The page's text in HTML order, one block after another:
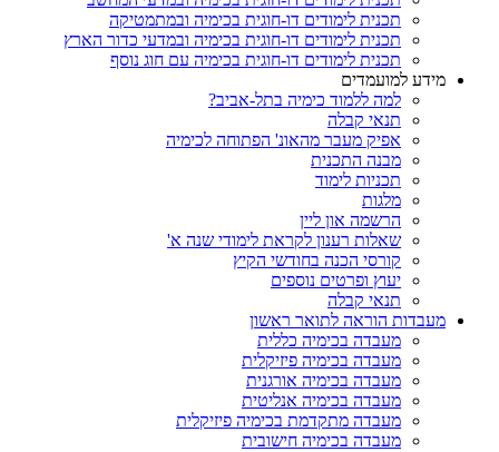
תכנית לימודים דו-חוגית בכימיה ובמתמטיקה
תכנית לימודים דו-חוגית בכימיה ובמדעי כדור הארץ
תכנית לימודים דו-חוגית בכימיה עם חוג נוסף
מידע למועמדים
למה ללמוד כימיה בתל-אביב?
תנאי קבלה
אפיק מעבר מהאונ' הפתוחה לכימיה
מבנה התכנית
תכניות לימוד
מלגות
הרשמה און ליין
שאלות רענון לקראת לימודי שנה א'
קורסי הכנה בחודשי הקיץ
יעוץ ופרטים נוספים
תנאי קבלה
מעבדות הוראה לתואר ראשון
מעבדה בכימיה כללית
מעבדה בכימיה פיזיקלית
מעבדה בכימיה אורגנית
מעבדה בכימיה אנליטית
מעבדה מתקדמת בכימיה פיזיקלית
מעבדה בכימיה חישובית